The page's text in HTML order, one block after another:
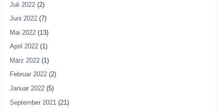
Juli 2022(2)
Juni 2022(7)
Mai 2022(13)
April 2022(1)
März 2022(1)
Februar 2022(2)
Januar 2022(5)
September 2021 (21)